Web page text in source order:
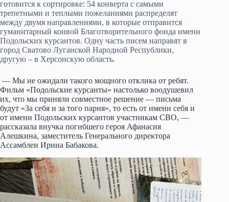
готовится к сортировке: 54 конверта с самыми
трепетными и теплыми пожеланиями распределят
между двумя направлениями, в которые отправится
гуманитарный конвой Благотворительного фонда имени
Подольских курсантов. Одну часть писем направят в
город Сватово Луганской Народной Республики,
другую – в Херсонскую область.
— Мы не ожидали такого мощного отклика от ребят.
Фильм «Подольские курсанты» настолько воодушевил
их, что мы приняли совместное решение — письма
будут «За себя и за того парня», то есть от имени себя и
от имени Подольских курсантов участникам СВО, —
рассказала внучка погибшего героя Афанасия
Алешкина, заместитель Генерального директора
Ассамблеи Ирина Бабакова.